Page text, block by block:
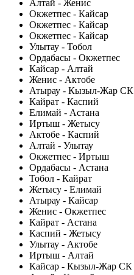
Алтай - Женис
Окжетпес - Кайсар
Окжетпес - Кайсар
Окжетпес - Кайсар
Улытау - Тобол
Ордабасы - Окжетпес
Кайсар - Алтай
Женис - Актобе
Атырау - Кызыл-Жар СК
Кайрат - Каспий
Елимай - Астана
Иртыш - Жетысу
Актобе - Каспий
Алтай - Улытау
Окжетпес - Иртыш
Ордабасы - Астана
Тобол - Кайрат
Жетысу - Елимай
Атырау - Кайсар
Женис - Окжетпес
Кайрат - Астана
Каспий - Жетысу
Улытау - Актобе
Иртыш - Алтай
Кайсар - Кызыл-Жар СК